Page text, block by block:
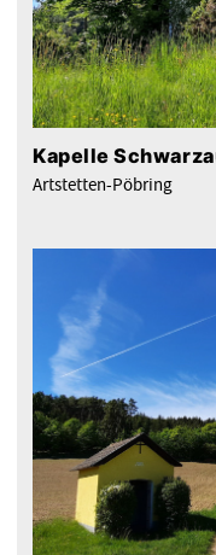
Kapelle
Artstetten-Pöbring